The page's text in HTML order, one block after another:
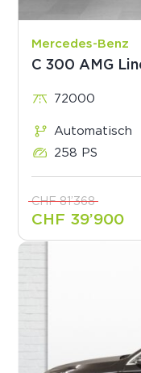
Mercedes-Benz
C 300 AMG
72000
Automatisch
258 PS
CHF 81’368
CHF 39’900